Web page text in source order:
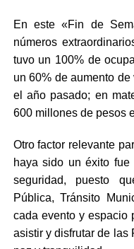
En este «Fin de
números
tuvo un 100% de
un 60% de aumento
el año pasado; en
600 millones de pesos
Otro factor relevante
haya sido un éxito
seguridad, puesto
Pública, Tránsito
cada evento y espacio
asistir y disfrutar de las